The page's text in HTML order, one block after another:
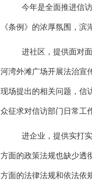
今年是全面推进信
《条例》的浓厚氛围，
进社区，提供面对
河湾外滩广场开展法治宣
现场提出的相关问题，信
众征求对信访部门日常工
进企业，提供实打
方面的政策法规也缺少透
方面的法律法规和依法依